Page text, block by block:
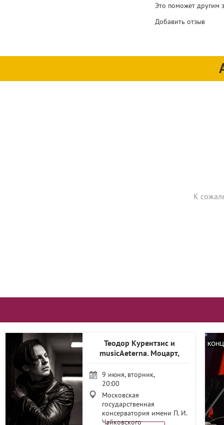
Это поможет другим
Добавить отзыв
К
Теодор Курентзис и
musicAeterna. Моцарт,
9 июня, вторник,
20:00
Московская
государственная
консерватория имени П. И.
Чайковского